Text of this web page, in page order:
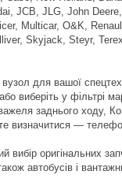
JCB, JLG, John
Multicar, O&K,
Skyjack, Steyr,
для вашої
виберіть у фільтрі
заднього ходу,
визначитися —
оригінальних
автобусів і